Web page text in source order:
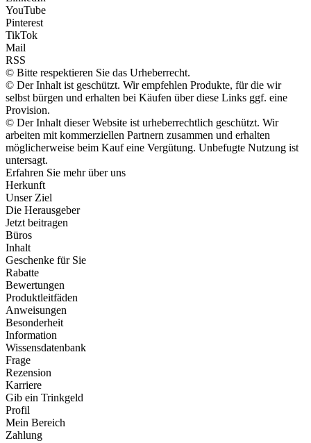
YouTube
Pinterest
TikTok
Mail
RSS
© Bitte respektieren Sie das Urheberrecht.
© Der Inhalt ist geschützt. Wir empfehlen Produkte, für die wir
selbst bürgen und erhalten bei Käufen über diese Links ggf. eine
Provision.
© Der Inhalt dieser Website ist urheberrechtlich geschützt. Wir
arbeiten mit kommerziellen Partnern zusammen und erhalten
möglicherweise beim Kauf eine Vergütung. Unbefugte Nutzung ist
untersagt.
Erfahren Sie mehr über uns
Herkunft
Unser Ziel
Die Herausgeber
Jetzt beitragen
Büros
Inhalt
Geschenke für Sie
Rabatte
Bewertungen
Produktleitfäden
Anweisungen
Besonderheit
Information
Wissensdatenbank
Frage
Rezension
Karriere
Gib ein Trinkgeld
Profil
Mein Bereich
Zahlung